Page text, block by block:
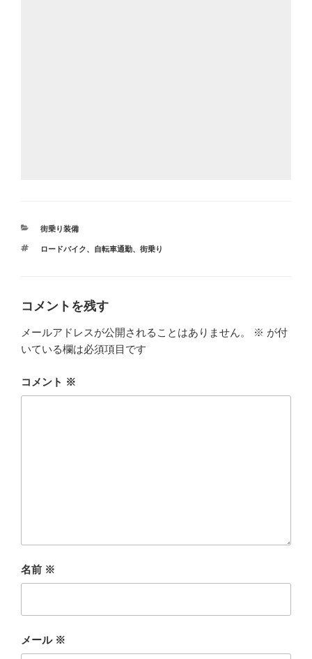
カ
ゴ
街乗り装備
タ
ロードバイク、 自転車通勤、 街乗り
コメントを残す
メールアドレスが公開されることはありません。 ※ が付
いている欄は必須項目です
コメント ※
名前 ※
メール ※